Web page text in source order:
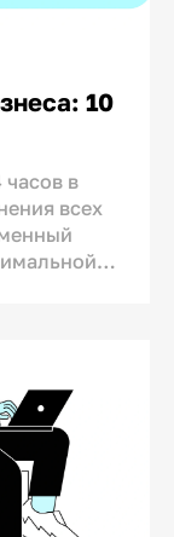
10
в
всех
знают:
временем